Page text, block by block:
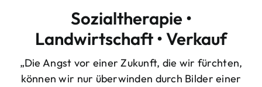
Sozialtherapie •
Landwirtschaft • Verkauf
„Die Angst vor einer Zukunft, die wir fürchten,
können wir nur überwinden durch Bilder einer